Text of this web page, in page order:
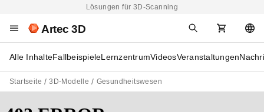
Lösungen für 3D-Scanning
Artec 3D
Alle InhalteFallbeispieleLernzentrumVideosVeranstaltungen
Startseite 3D-Modelle Gesundheitswesen